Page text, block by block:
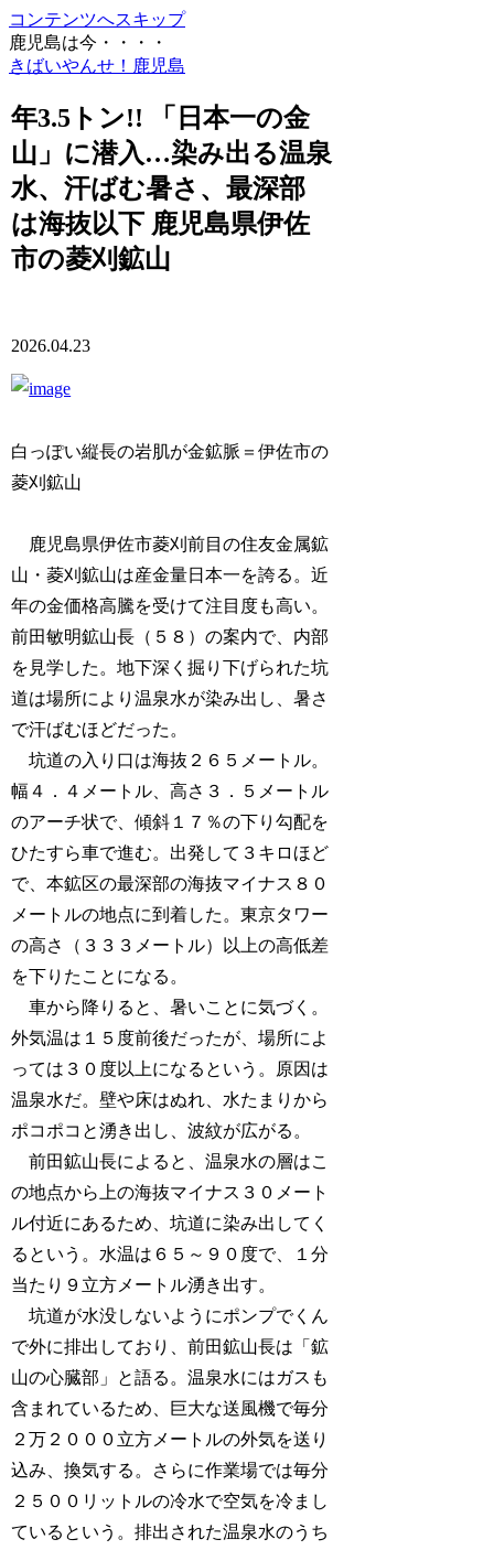
コンテンツへスキップ
鹿児島は今・・・・
きばいやんせ！鹿児島
年3.5トン!! 「日本一の金
山」に潜入…染み出る温泉
水、汗ばむ暑さ、最深部
は海抜以下 鹿児島県伊佐
市の菱刈鉱山
2026.04.23
白っぽい縦長の岩肌が金鉱脈＝伊佐市の
菱刈鉱山
鹿児島県伊佐市菱刈前目の住友金属鉱
山・菱刈鉱山は産金量日本一を誇る。近
年の金価格高騰を受けて注目度も高い。
前田敏明鉱山長（５８）の案内で、内部
を見学した。地下深く掘り下げられた坑
道は場所により温泉水が染み出し、暑さ
で汗ばむほどだった。
坑道の入り口は海抜２６５メートル。
幅４．４メートル、高さ３．５メートル
のアーチ状で、傾斜１７％の下り勾配を
ひたすら車で進む。出発して３キロほど
で、本鉱区の最深部の海抜マイナス８０
メートルの地点に到着した。東京タワー
の高さ（３３３メートル）以上の高低差
を下りたことになる。
車から降りると、暑いことに気づく。
外気温は１５度前後だったが、場所によ
っては３０度以上になるという。原因は
温泉水だ。壁や床はぬれ、水たまりから
ポコポコと湧き出し、波紋が広がる。
前田鉱山長によると、温泉水の層はこ
の地点から上の海抜マイナス３０メート
ル付近にあるため、坑道に染み出してく
るという。水温は６５～９０度で、１分
当たり９立方メートル湧き出す。
坑道が水没しないようにポンプでくん
で外に排出しており、前田鉱山長は「鉱
山の心臓部」と語る。温泉水にはガスも
含まれているため、巨大な送風機で毎分
２万２０００立方メートルの外気を送り
込み、換気する。さらに作業場では毎分
２５００リットルの冷水で空気を冷まし
ているという。排出された温泉水のうち